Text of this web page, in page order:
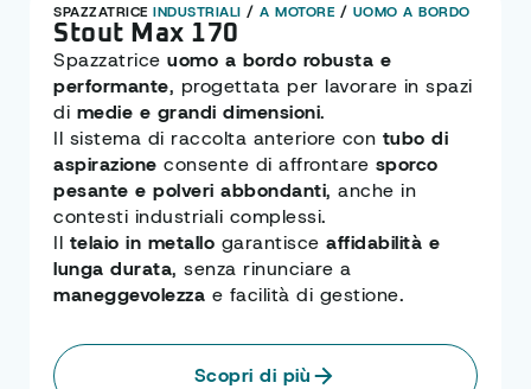
SPAZZATRICE INDUSTRIALI / A MOTORE / UOMO A BORDO
Stout Max 170
Spazzatrice uomo a bordo robusta e
performante, progettata per lavorare in spazi
di medie e grandi dimensioni.
Il sistema di raccolta anteriore con tubo di
aspirazione consente di affrontare sporco
pesante e polveri abbondanti, anche in
contesti industriali complessi.
Il telaio in metallo garantisce affidabilità e
lunga durata, senza rinunciare a
maneggevolezza e facilità di gestione.
Scopri di più